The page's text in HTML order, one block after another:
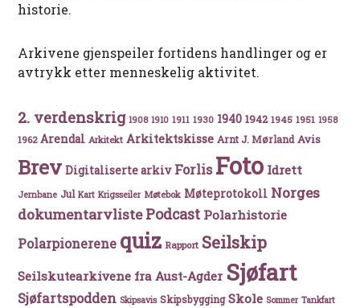
historie.
Arkivene gjenspeiler fortidens handlinger og er
avtrykk etter menneskelig aktivitet.
2. verdenskrig 1908 1910 1911 1930 1940 1942 1945 1951 1958
1962 Arendal Arkitekt Arkitektskisse Arnt J. Mørland Avis
Brev Digitaliserte arkiv Forlis Foto Idrett
Jernbane Jul Kart Krigsseiler Møtebok Møteprotokoll Norges
dokumentarvlistePodcast Polarhistorie
Polarpionerene quiz Rapport Seilskip
Seilskutearkivene fra Aust-Agder Sjøfart
Sjøfartspodden Skipsavis Skipsbygging Skole Sommer Tankfart